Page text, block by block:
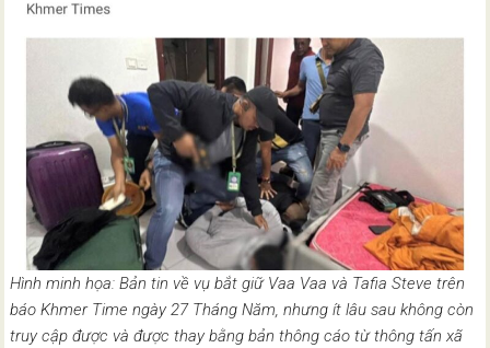
Hình minh họa: Bản tin về vụ bắt giữ Vaa Vaa và Tafia Steve trên
báo Khmer Time ngày 27 Tháng Năm, nhưng ít lâu sau không còn
truy cập được và được thay bằng bản thông cáo từ thông tấn xã